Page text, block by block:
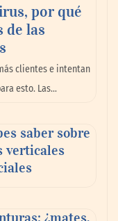
con
trading
por qué
de las
clientes e intentan
esto. Las…
saber sobre
verticales
¿mates,